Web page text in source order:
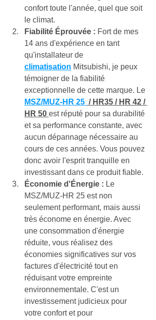
confort toute l'année, quel que soit
le climat.
Fiabilité Éprouvée : Fort de mes
14 ans d'expérience en tant
qu'installateur de
climatisation Mitsubishi, je peux
témoigner de la fiabilité
exceptionnelle de cette marque. Le
MSZ/MUZ-HR 25 / HR35 / HR 42 /
HR 50 est réputé pour sa durabilité
et sa performance constante, avec
aucun dépannage nécessaire au
cours de ces années. Vous pouvez
donc avoir l'esprit tranquille en
investissant dans ce produit fiable.
Économie d'Énergie : Le
MSZ/MUZ-HR 25 est non
seulement performant, mais aussi
très économe en énergie. Avec
une consommation d'énergie
réduite, vous réalisez des
économies significatives sur vos
factures d'électricité tout en
réduisant votre empreinte
environnementale. C'est un
investissement judicieux pour
votre confort et pour